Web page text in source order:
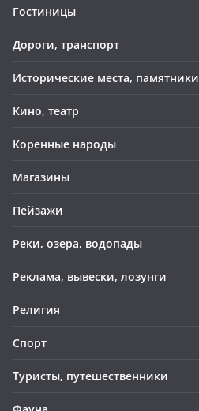
Гостиницы
Дороги, транспорт
Исторические места, памятники
Кино, театр
Коренные народы
Магазины
Пейзажи
Реки, озера, водопады
Реклама, вывески, лозунги
Религия
Спорт
Туристы, путешественники